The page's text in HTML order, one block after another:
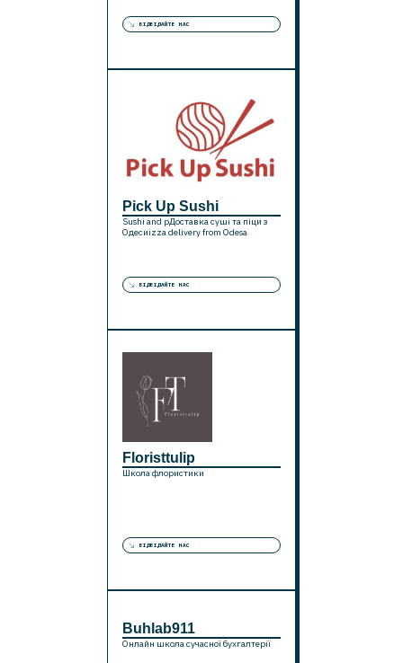
ВІДВІДАЙТЕ НАС
Pick Up Sushi
Sushi and pДоставка суші та піци з
Одесиizza delivery from Odesa
ВІДВІДАЙТЕ НАС
Floristtulip
Школа флористики
ВІДВІДАЙТЕ НАС
Buhlab911
Онлайн школа сучасної бухгалтерії